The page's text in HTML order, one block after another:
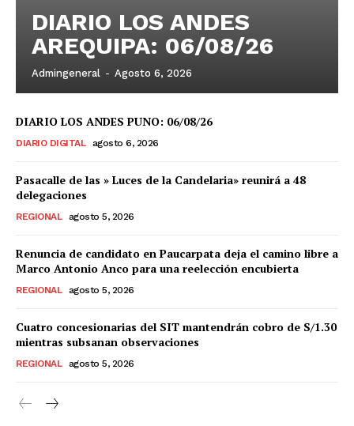
DIARIO LOS ANDES
AREQUIPA: 06/08/26
Admingeneral - Agosto 6, 2026
DIARIO LOS ANDES PUNO: 06/08/26
DIARIO DIGITAL agosto 6, 2026
Pasacalle de las » Luces de la Candelaria» reunirá a 48
delegaciones
REGIONAL agosto 5, 2026
Renuncia de candidato en Paucarpata deja el camino libre a
Marco Antonio Anco para una reelección encubierta
REGIONAL agosto 5, 2026
Cuatro concesionarias del SIT mantendrán cobro de S/1.30
mientras subsanan observaciones
REGIONAL agosto 5, 2026